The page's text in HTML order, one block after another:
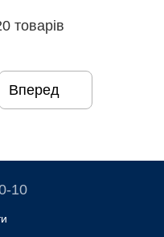
товарів
Вперед
10